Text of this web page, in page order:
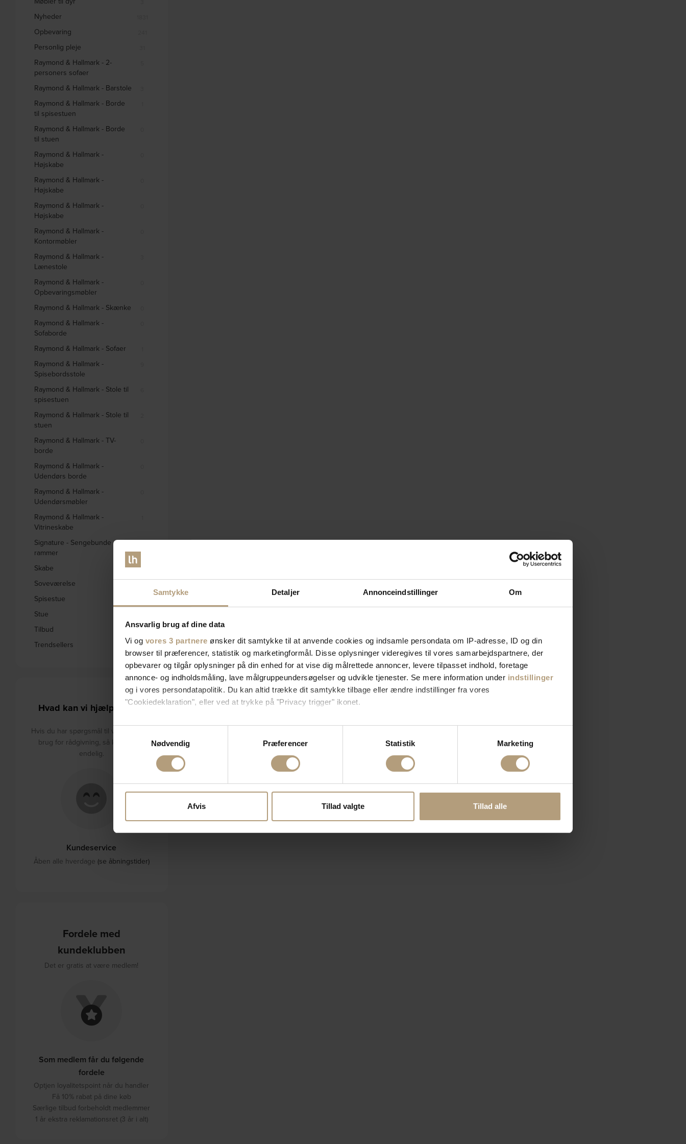
Samtykke Detaljer Annonceindstillinger Om
Ansvarlig brug af dine data
Vi og vores 3 partnere ønsker dit samtykke til at anvende cookies og indsamle persondata om IP-adresse, ID og din
browser til præferencer, statistik og marketingformål. Disse oplysninger videregives til vores samarbejdspartnere, der
opbevarer og tilgår oplysninger på din enhed for at vise dig målrettede annoncer, levere tilpasset indhold, foretage
annonce- og indholdsmåling, lave målgruppeundersøgelser og udvikle tjenester. Se mere information under indstillinger
og i vores persondatapolitik. Du kan altid trække dit samtykke tilbage eller ændre indstillinger fra vores
"Cookiedeklaration", eller ved at trykke på "Privacy trigger" ikonet.
Hvis du tillader det, vil vi også gerne:
Indsamle præcise oplysninger om din placering, der kan være nøjagtig inden for få meter
Identificere din enhed baseret på en scanning af dens unikke karakteristika (fingerprinting)
Dine valg anvendes på hele websitet.
annonceringspartnere og analysepartnere. Vores partnere kan kombinere disse data med andre oplysninger, du har givet
dem, eller som de har indsamlet fra din brug af deres tjenester.
Samtykkevalg
Nødvendig
Præferencer Statistik Marketing
Afvis Tillad valgte Tillad alle
Nyheder
Opbevaring
Personlig pleje
Raymond & Hallmark - 2-
personers sofaer
Raymond & Hallmark - Barstole
Raymond & Hallmark - Borde
til spisestuen
Raymond & Hallmark - Borde
til stuen
Raymond & Hallmark -
Højskabe
Raymond & Hallmark -
Højskabe
Raymond & Hallmark -
Højskabe
Raymond & Hallmark -
Kontormøbler
Raymond & Hallmark -
Lænestole
Raymond & Hallmark -
Opbevaringsmøbler
Raymond & Hallmark - Skænke
Raymond & Hallmark -
Sofaborde
Raymond & Hallmark - Sofaer
Raymond & Hallmark -
Spisebordsstole
Raymond & Hallmark - Stole til
spisestuen
Raymond & Hallmark - Stole til
stuen
Raymond & Hallmark - TV-
borde
Raymond & Hallmark -
Udendørs borde
Raymond & Hallmark -
Udendørsmøbler
Raymond & Hallmark -
Vitrineskabe
Signature - Sengebunde og
rammer
Skabe 332
Soveværelse
Spisestue
Stue
Tilbud 1842
Trendsellers 571
Hvad kan vi hjælpe med?
Hvis du har spørgsmål til varerne eller
brug for rådgivning, så kontakt os
endelig.
Kundeservice
Åben alle hverdage (se åbningstider)
Fordele med
kundeklubben
Det er gratis at være medlem!
Som medlem får du følgende
fordele
Optjen loyalitetspoint når du handler
Få 10% rabat på dine køb
Særlige tilbud forbeholdt medlemmer
1 år ekstra reklamationsret (3 år i alt)